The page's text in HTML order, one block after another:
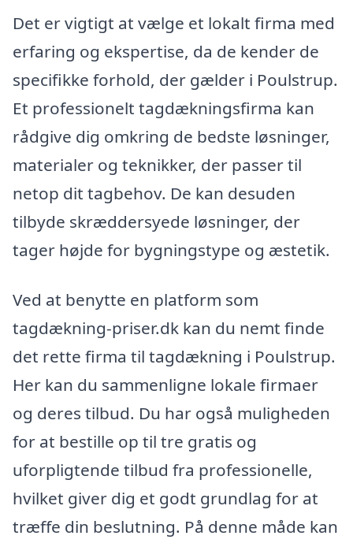
Det er vigtigt at vælge et lokalt firma med
erfaring og ekspertise, da de kender de
specifikke forhold, der gælder i Poulstrup.
Et professionelt tagdækningsfirma kan
rådgive dig omkring de bedste løsninger,
materialer og teknikker, der passer til
netop dit tagbehov. De kan desuden
tilbyde skræddersyede løsninger, der
tager højde for bygningstype og æstetik.
Ved at benytte en platform som
tagdækning-priser.dk kan du nemt finde
det rette firma til tagdækning i Poulstrup.
Her kan du sammenligne lokale firmaer
og deres tilbud. Du har også muligheden
for at bestille op til tre gratis og
uforpligtende tilbud fra professionelle,
hvilket giver dig et godt grundlag for at
træffe din beslutning. På denne måde kan